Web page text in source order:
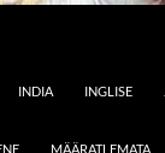
INDIA INGLISE
MÄÄRATLEMATA